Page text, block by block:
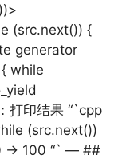
(src.next()) {
generator
while
打印结果 “`cpp
(src.next())
-> 100 “` — ##